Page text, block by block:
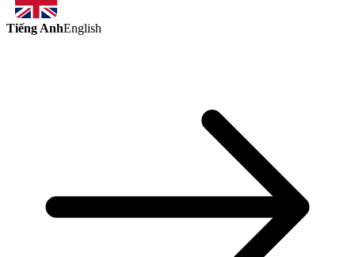
Tiếng AnhEnglish